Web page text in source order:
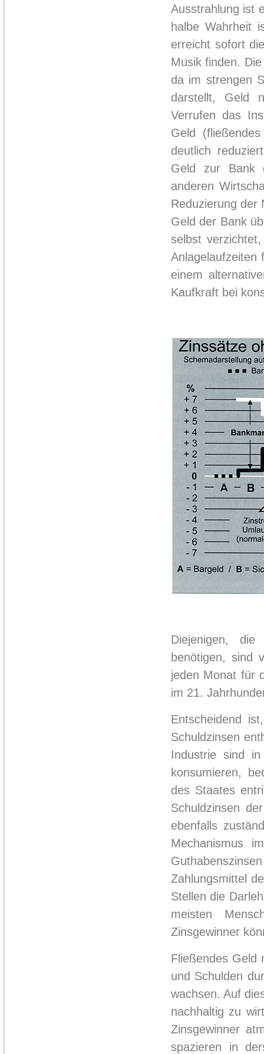
Ausstrahlung ist
halbe Wahrheit
erreicht sofort
Musik finden.
da im strengen
darstellt, Geld
Verrufen das
Geld
deutlich
Geld zur Bank
anderen
Reduzierung der
Geld der Bank
selbst
Anlagelaufzeiten
einem
Kaufkraft bei
Diejenigen,
benötigen, sind
jeden Monat für
im 21.
Entscheidend
Schuldzinsen
Industrie sind
konsumieren,
des Staates
Schuldzinsen
ebenfalls
Mechanismus
Zahlungsmittel
Stellen die
meisten
Zinsgewinner
Fließendes Geld
und Schulden
wachsen. Auf
nachhaltig zu
Zinsgewinner
spazieren in